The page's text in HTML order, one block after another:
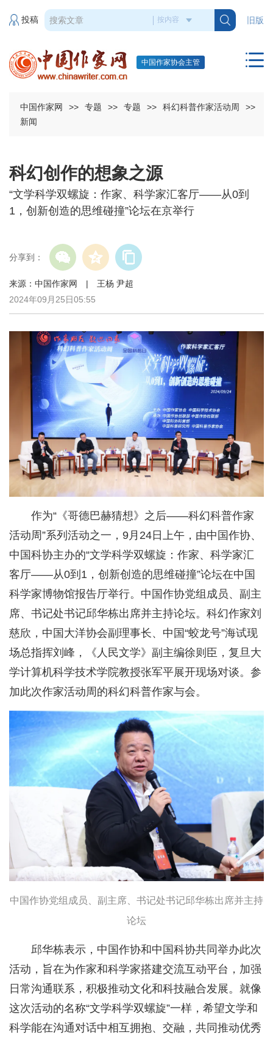
旧版
投稿
中国作家协会主管
中国作家网 >> 专题 >> 专题 >> 科幻科普作家活动周
>>
新闻
科幻创作的想象之源
“文学科学双螺旋：作家、科学家汇客厅——从0到
1，创新创造的思维碰撞”论坛在京举行
分享到：
来源：中国作家网 | 王杨 尹超
2024年09月25日05:55
作为“《哥德巴赫猜想》之后——科幻科普作家
活动周”系列活动之一，9月24日上午，由中国作协、
中国科协主办的“文学科学双螺旋：作家、科学家汇
客厅——从0到1，创新创造的思维碰撞”论坛在中国
科学家博物馆报告厅举行。中国作协党组成员、副主
席、书记处书记邱华栋出席并主持论坛。科幻作家刘
慈欣，中国大洋协会副理事长、中国“蛟龙号”海试现
场总指挥刘峰，《人民文学》副主编徐则臣，复旦大
学计算机科学技术学院教授张军平展开现场对谈。参
加此次作家活动周的科幻科普作家与会。
中国作协党组成员、副主席、书记处书记邱华栋出席并主持
论坛
邱华栋表示，中国作协和中国科协共同举办此次
活动，旨在为作家和科学家搭建交流互动平台，加强
日常沟通联系，积极推动文化和科技融合发展。就像
这次活动的名称“文学科学双螺旋”一样，希望文学和
科学能在沟通对话中相互拥抱、交融，共同推动优秀